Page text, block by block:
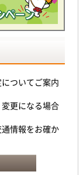
ついてご案内
更になる場合
情報をお確か